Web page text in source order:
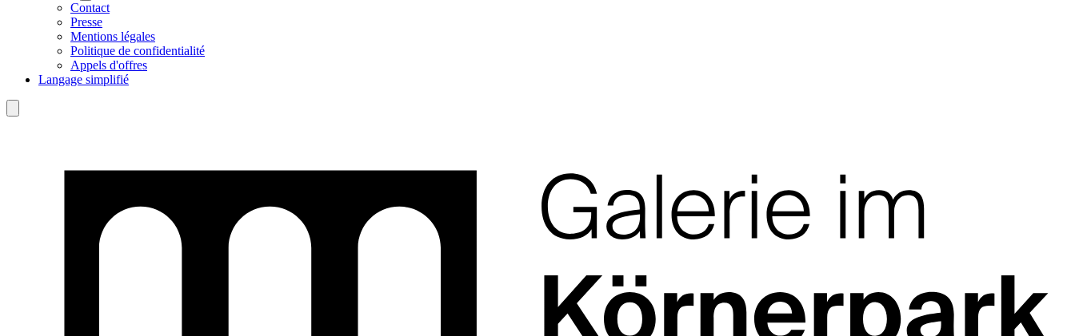
Contact
Presse
Mentions légales
Politique de confidentialité
Appels d'offres
Langage simplifié